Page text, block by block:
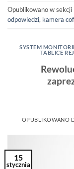
Opublikowano w sekcji
odpowiedzi, kamera
SYSTEM
TABLICE
OPUBLIKOWANO
15
stycznia